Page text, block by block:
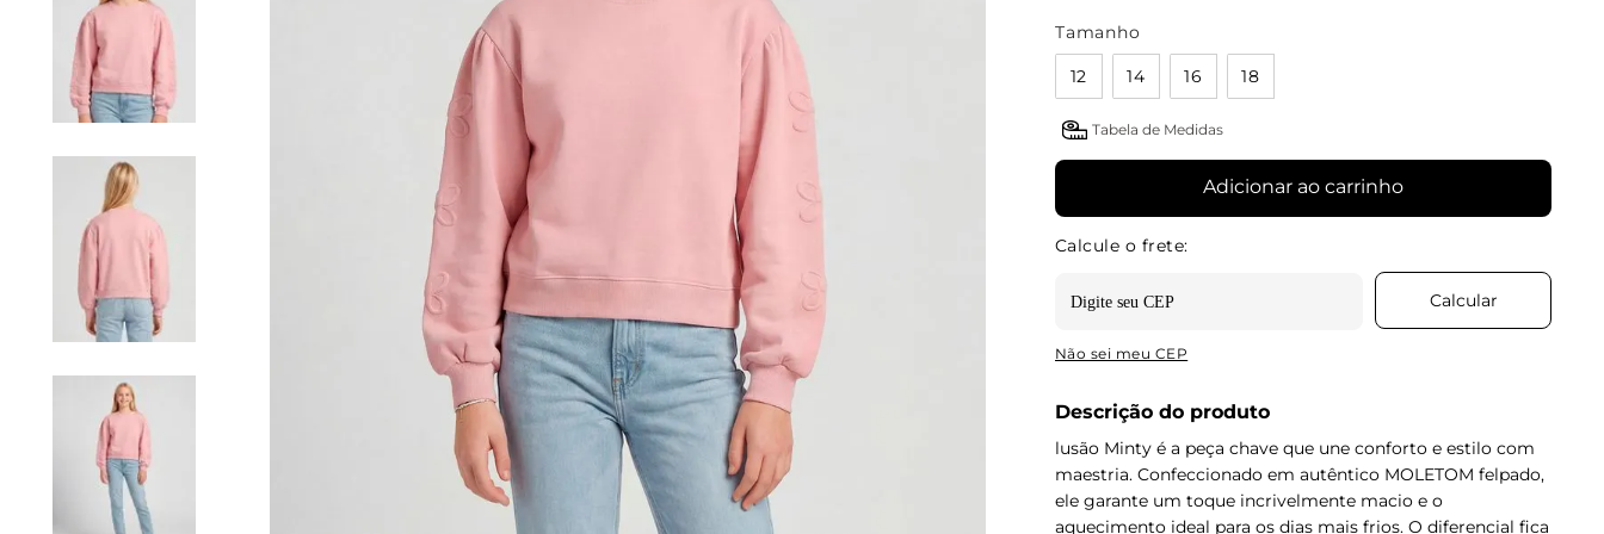
Tamanho
12 14 16 18
Tabela de Medidas
Adicionar ao carrinho
Não sei meu CEP
Descrição do produto
lusão Minty é a peça chave que une conforto e estilo com
maestria. Confeccionado em autêntico MOLETOM felpado,
ele garante um toque incrivelmente macio e o
aquecimento ideal para os dias mais frios. O diferencial fica